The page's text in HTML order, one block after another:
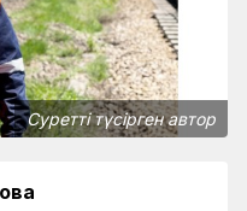
Суретті түсірген автор